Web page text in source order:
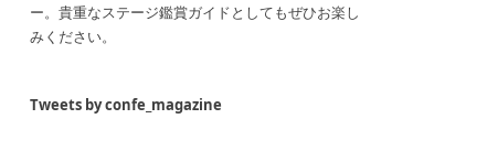
ー。貴重なステージ鑑賞ガイドとしてもぜひお楽し
みください。
Tweets by confe_magazine